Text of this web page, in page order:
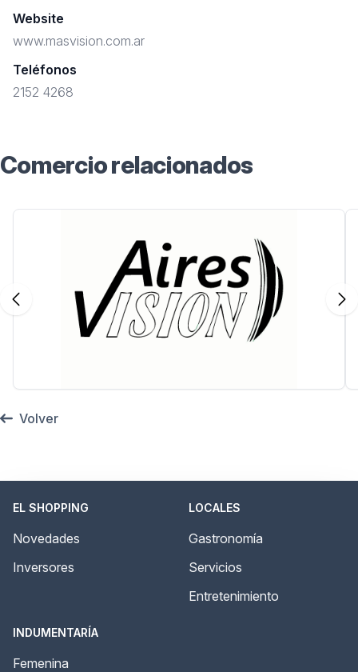
Website
www.masvision.com.ar
Teléfonos
2152 4268
Comercio relacionados
Volver
EL SHOPPING
Novedades
Inversores
LOCALES
Gastronomía
Servicios
Entretenimiento
INDUMENTARÍA
Femenina